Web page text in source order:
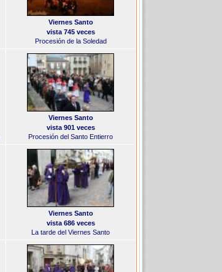
Viernes Santo
vista 745 veces
Procesión de la Soledad
Viernes Santo
vista 901 veces
Procesión del Santo Entierro
Viernes Santo
vista 686 veces
La tarde del Viernes Santo